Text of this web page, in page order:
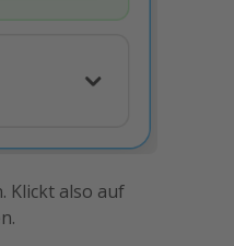
Klickt also auf